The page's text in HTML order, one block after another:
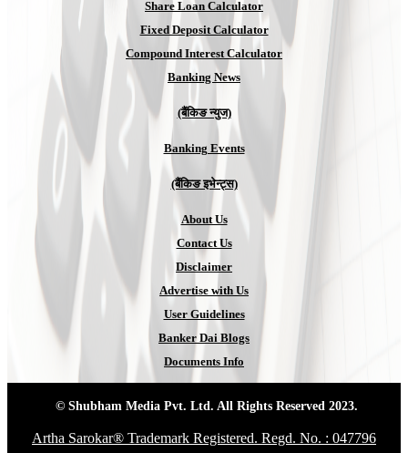
Share Loan Calculator
Fixed Deposit Calculator
Compound Interest Calculator
Banking News
(बैंकिङ न्युज)
Banking Events
(बैंकिङ इभेन्ट्स)
About Us
Contact Us
Disclaimer
Advertise with Us
User Guidelines
Banker Dai Blogs
Documents Info
© Shubham Media Pvt. Ltd. All Rights Reserved 2023.
Artha Sarokar® Trademark Registered. Regd. No. : 047796